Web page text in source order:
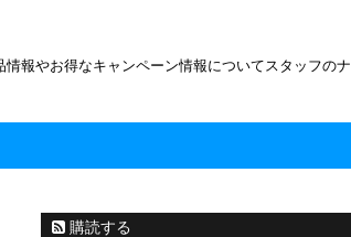
報やお得なキャンペーン情報についてスタッフのナ
購読する